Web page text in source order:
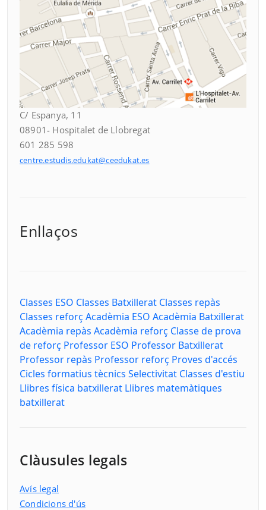
C/ Espanya, 11
08901- Hospitalet de Llobregat
601 285 598
centre.estudis.edukat@ceedukat.es
Enllaços
Classes ESO Classes Batxillerat Classes repàs
Classes reforç Acadèmia ESO Acadèmia Batxillerat
Acadèmia repàs Acadèmia reforç Classe de prova
de reforç Professor ESO Professor Batxillerat
Professor repàs Professor reforç Proves d'accés
Cicles formatius tècnics Selectivitat Classes d'estiu
Llibres física batxillerat Llibres matemàtiques
batxillerat
Clàusules legals
Avís legal
Condicions d'ús